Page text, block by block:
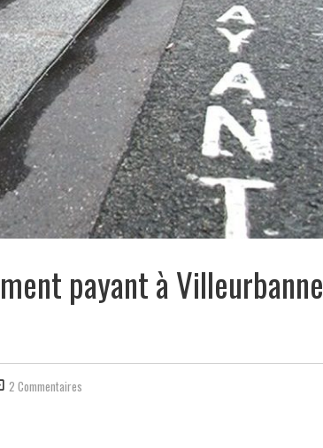
payant à Villeurbanne
2 Commentaires